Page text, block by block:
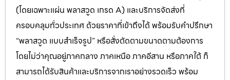
(โดยเฉพาะแผ่น พลาสวูด เกรด A) และบริการจัดส่งที่
ครอบคลุมทั่วประเทศ ด้วยราคาที่เข้าถึงได้ พร้อมรับคำปรึกษา
“พลาสวูด แบบสำเร็จรูป” หรือสั่งตัดตามขนาดตามต้องการ
โดยไม่ว่าคุณอยู่ภาคกลาง ภาคเหนือ ภาคอีสาน หรือภาคใต้ ก็
สามารถได้รับสินค้าและบริการจากเราอย่างรวดเร็ว พร้อม